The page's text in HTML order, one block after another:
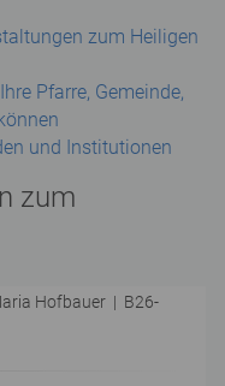
zum Heiligen
Pfarre, Gemeinde,
und Institutionen
zum
Hofbauer | B26-